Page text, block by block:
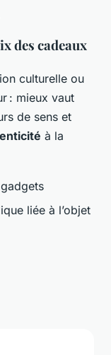
des cadeaux
culturelle ou
: mieux vaut
de sens et
à la
liée à l’objet